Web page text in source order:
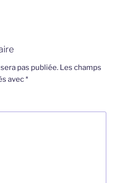
pas publiée. Les champs
avec*